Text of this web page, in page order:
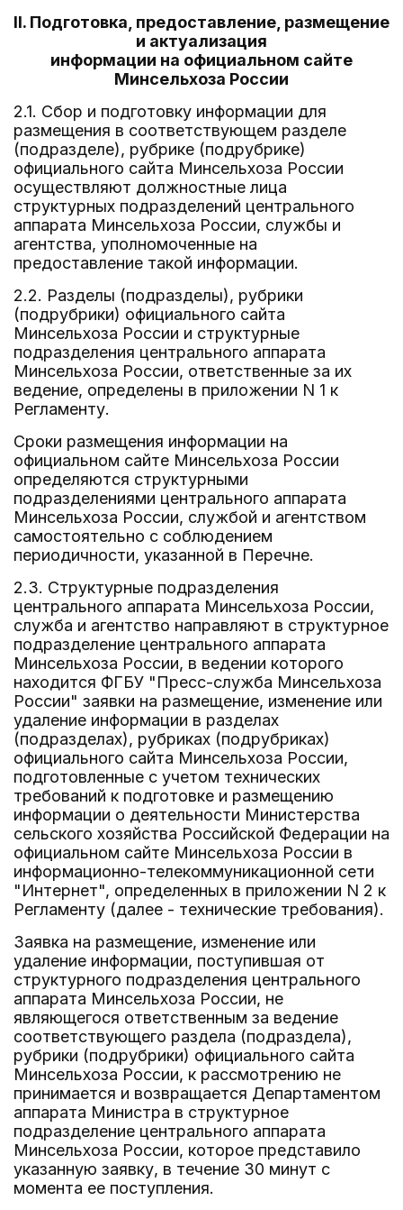
II. Подготовка, предоставление, размещение
и актуализация
информации на официальном сайте
Минсельхоза России
2.1. Сбор и подготовку информации для
размещения в соответствующем разделе
(подразделе), рубрике (подрубрике)
официального сайта Минсельхоза России
осуществляют должностные лица
структурных подразделений центрального
аппарата Минсельхоза России, службы и
агентства, уполномоченные на
предоставление такой информации.
2.2. Разделы (подразделы), рубрики
(подрубрики) официального сайта
Минсельхоза России и структурные
подразделения центрального аппарата
Минсельхоза России, ответственные за их
ведение, определены в приложении N 1 к
Регламенту.
Сроки размещения информации на
официальном сайте Минсельхоза России
определяются структурными
подразделениями центрального аппарата
Минсельхоза России, службой и агентством
самостоятельно с соблюдением
периодичности, указанной в Перечне.
2.3. Структурные подразделения
центрального аппарата Минсельхоза России,
служба и агентство направляют в структурное
подразделение центрального аппарата
Минсельхоза России, в ведении которого
находится ФГБУ "Пресс-служба Минсельхоза
России" заявки на размещение, изменение или
удаление информации в разделах
(подразделах), рубриках (подрубриках)
официального сайта Минсельхоза России,
подготовленные с учетом технических
требований к подготовке и размещению
информации о деятельности Министерства
сельского хозяйства Российской Федерации на
официальном сайте Минсельхоза России в
информационно-телекоммуникационной сети
"Интернет", определенных в приложении N 2 к
Регламенту (далее - технические требования).
Заявка на размещение, изменение или
удаление информации, поступившая от
структурного подразделения центрального
аппарата Минсельхоза России, не
являющегося ответственным за ведение
соответствующего раздела (подраздела),
рубрики (подрубрики) официального сайта
Минсельхоза России, к рассмотрению не
принимается и возвращается Департаментом
аппарата Министра в структурное
подразделение центрального аппарата
Минсельхоза России, которое представило
указанную заявку, в течение 30 минут с
момента ее поступления.